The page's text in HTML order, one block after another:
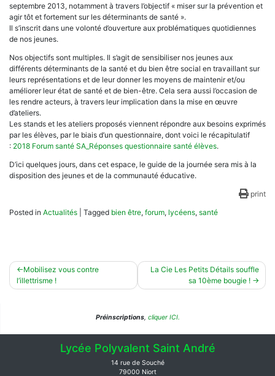
septembre 2013, notamment à travers l’objectif « miser sur la prévention et
agir tôt et fortement sur les déterminants de santé ».
Il s’inscrit dans une volonté d’ouverture aux problématiques quotidiennes
de nos jeunes.
Nos objectifs sont multiples. Il s’agit de sensibiliser nos jeunes aux
différents déterminants de la santé et du bien être social en travaillant sur
leurs représentations et de leur donner les moyens de maintenir et/ou
améliorer leur état de santé et de bien-être. Cela sera aussi l’occasion de
les rendre acteurs, à travers leur implication dans la mise en œuvre
d’ateliers.
Les stands et les ateliers proposés viennent répondre aux besoins exprimés
par les élèves, par le biais d’un questionnaire, dont voici le récapitulatif
: 2018 Forum santé SA_Réponses questionnaire santé élèves.
D’ici quelques jours, dans cet espace, le guide de la journée sera mis à la
disposition des jeunes et de la communauté éducative.
print
Posted in Actualités Tagged bien être, forum, lycéens, santé
Navigation
de
Mobilisez vous contre
l’illettrisme !
La Cie Les Petits Détails souffle
sa 10ème bougie !
Préinscriptions cliquer ICI.
Lycée Polyvalent Saint André
14 rue de Souché
79000 Niort